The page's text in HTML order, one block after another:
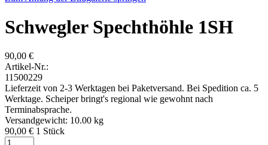
Schwegler Spechthöhle 1SH
90,00 €
Artikel-Nr.:
11500229
Lieferzeit von 2-3 Werktagen bei Paketversand. Bei Spedition ca. 5
Werktage. Scheiper bringt's regional wie gewohnt nach
Terminabsprache.
Versandgewicht: 10.00 kg
90,00 € 1 Stück